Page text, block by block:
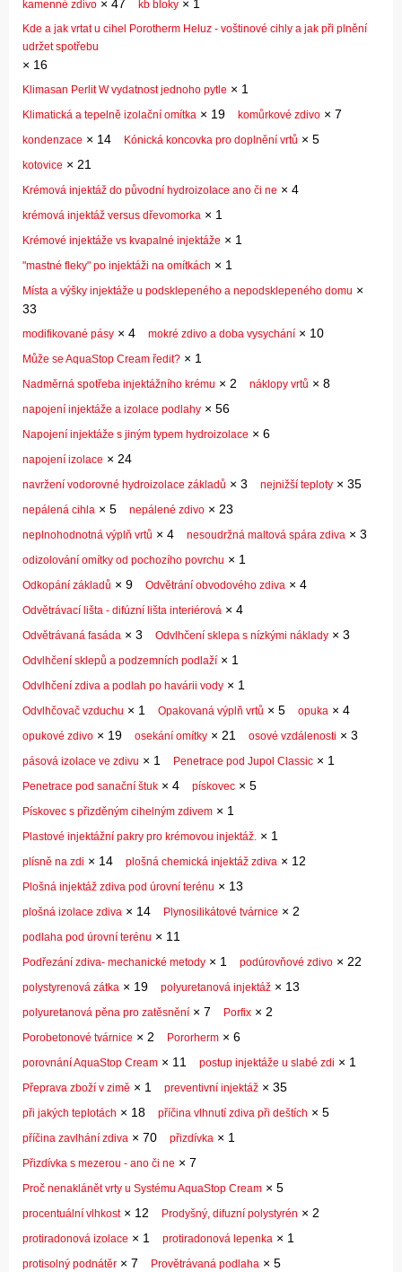
kamenné zdivo × 47 kb bloky × 1
Kde a jak vrtat u cihel Porotherm Heluz - voštinové cihly a jak při plnění
udržet spotřebu
× 16
Klimasan Perlit W vydatnost jednoho pytle × 1
Klimatická a tepelně izolační omítka × 19 komůrkové zdivo × 7
kondenzace × 14 Kónická koncovka pro doplnění vrtů × 5
kotovice × 21
Krémová injektáž do původní hydroizolace ano či ne × 4
krémová injektáž versus dřevomorka × 1
Krémové injektáže vs kvapalné injektáže × 1
"mastné fleky" po injektáži na omítkách × 1
Místa a výšky injektáže u podsklepeného a nepodsklepeného domu ×
33
modifikované pásy × 4 mokré zdivo a doba vysychání × 10
Může se AquaStop Cream ředit? × 1
Nadměrná spotřeba injektážního krému × 2 náklopy vrtů × 8
napojení injektáže a izolace podlahy × 56
Napojení injektáže s jiným typem hydroizolace × 6
napojení izolace × 24
navržení vodorovné hydroizolace základů × 3 nejnižší teploty × 35
nepálená cihla × 5 nepálené zdivo × 23
neplnohodnotná výplň vrtů × 4 nesoudržná maltová spára zdiva × 3
odizolování omítky od pochozího povrchu × 1
Odkopání základů × 9 Odvětrání obvodového zdiva × 4
Odvětrávací lišta - difúzní lišta interiérová × 4
Odvětrávaná fasáda × 3 Odvlhčení sklepa s nízkými náklady × 3
Odvlhčení sklepů a podzemních podlaží × 1
Odvlhčení zdiva a podlah po havárii vody × 1
Odvlhčovač vzduchu × 1 Opakovaná výplň vrtů × 5 opuka × 4
opukové zdivo × 19 osekání omítky × 21 osové vzdálenosti × 3
pásová izolace ve zdivu × 1 Penetrace pod Jupol Classic × 1
Penetrace pod sanační štuk × 4 pískovec × 5
Pískovec s přizděným cihelným zdivem × 1
Plastové injektážní pakry pro krémovou injektáž. × 1
plísně na zdi × 14 plošná chemická injektáž zdiva × 12
Plošná injektáž zdiva pod úrovní terénu × 13
plošná izolace zdiva × 14 Plynosilikátové tvárnice × 2
podlaha pod úrovní terénu × 11
Podřezání zdiva- mechanické metody × 1 podúrovňové zdivo × 22
polystyrenová zátka × 19 polyuretanová injektáž × 13
polyuretanová pěna pro zatěsnění × 7 Porfix × 2
Porobetonové tvárnice × 2 Pororherm × 6
porovnání AquaStop Cream × 11 postup injektáže u slabé zdi × 1
Přeprava zboží v zimě × 1 preventivní injektáž × 35
při jakých teplotách × 18 příčina vlhnutí zdiva při deštích × 5
příčina zavlhání zdiva × 70 přizdívka × 1
Přizdívka s mezerou - ano či ne × 7
Proč nenaklánět vrty u Systému AquaStop Cream × 5
procentuální vlhkost× 12 Prodyšný, difuzní polystyrén × 2
protiradonová izolace × 1 protiradonová lepenka × 1
protisolný podnátěr × 7 Provětrávaná podlaha × 5